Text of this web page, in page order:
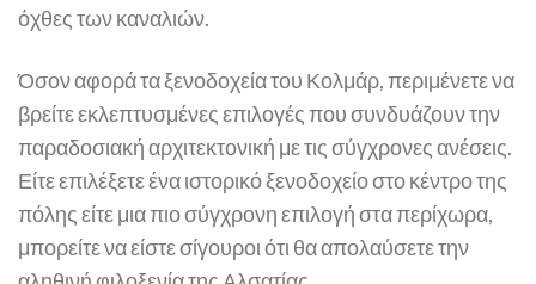
όχθες των καναλιών.
Όσον αφορά τα ξενοδοχεία του Κολμάρ, περιμένετε να
βρείτε εκλεπτυσμένες επιλογές που συνδυάζουν την
παραδοσιακή αρχιτεκτονική με τις σύγχρονες ανέσεις.
Είτε επιλέξετε ένα ιστορικό ξενοδοχείο στο κέντρο της
πόλης είτε μια πιο σύγχρονη επιλογή στα περίχωρα,
μπορείτε να είστε σίγουροι ότι θα απολαύσετε την